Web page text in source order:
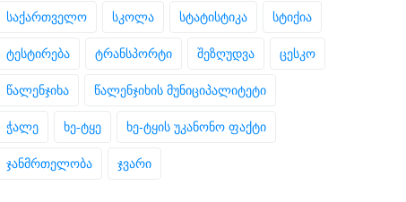
საქართველო სკოლა სტატისტიკა სტიქია
ტესტირება ტრანსპორტი შეზღუდვა ცესკო
წალენჯიხა წალენჯიხის მუნიციპალიტეტი
ჭალე ხე-ტყე ხე-ტყის უკანონო ფაქტი
ჯანმრთელობა ჯვარი